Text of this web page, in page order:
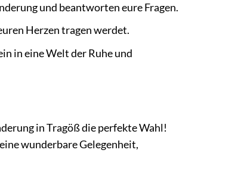
und beantworten eure Fragen.
Herzen tragen werdet.
in eine Welt der Ruhe und
in Tragöß die perfekte Wahl!
wunderbare Gelegenheit,